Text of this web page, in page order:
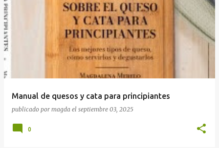
Manual de quesos y cata para principiantes
publicado por magda el septiembre 03, 2025
0